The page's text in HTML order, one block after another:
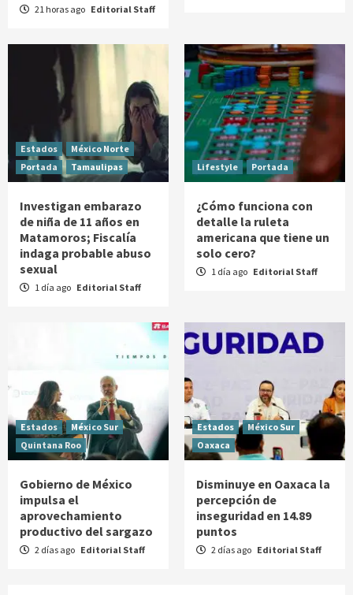
21 horas ago Editorial Staff
Estados
México Norte
Portada
Tamaulipas
Investigan embarazo
de niña de 11 años en
Matamoros; Fiscalía
indaga probable abuso
sexual
1 día ago Editorial Staff
Lifestyle Portada
¿Cómo funciona con
detalle la ruleta
americana que tiene un
solo cero?
1 día ago Editorial Staff
Estados
México Sur
Quintana Roo
Gobierno de México
impulsa el
aprovechamiento
productivo del sargazo
2 días ago Editorial Staff
Estados
México Sur
Oaxaca
Disminuye en Oaxaca la
percepción de
inseguridad en 14.89
puntos
2 días ago Editorial Staff